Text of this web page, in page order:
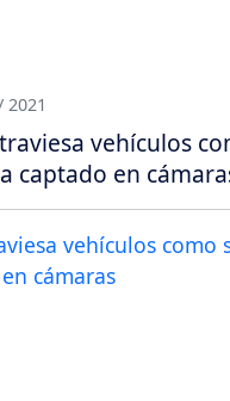
2021
vehículos
captado en